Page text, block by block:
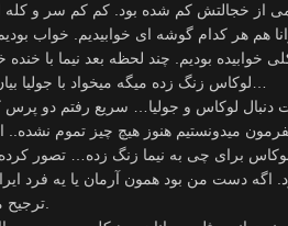
از خجالتش کم شده بود. کم کم سر و کله
هم هر کدام گوشه ای خوابیدیم. خواب
از خواب پریدیم. ساعت 10 شب بود کلی خوابیده بودیم. چند لحظه بعد نیما با
لوکاس و جولیا… سریع رفتم دو پرس
میدونستیم هنوز هیچ چیز تموم نشده..
لوکاس برای چی به نیما زنگ زده… تصور
دست من بود همون آرمان یا یه فرد